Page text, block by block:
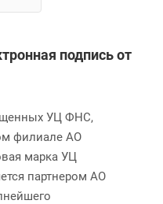
подпись от
УЦ ФНС,
филиале АО
марка УЦ
партнером АО